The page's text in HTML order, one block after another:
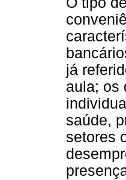
já
aula; os
saúde,
setores